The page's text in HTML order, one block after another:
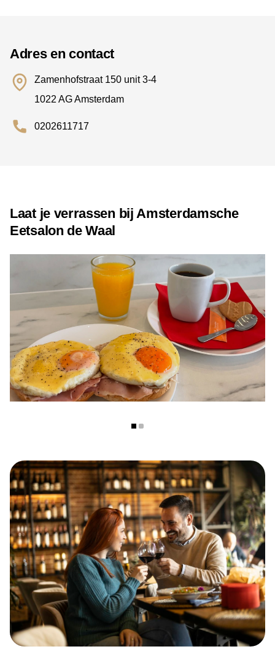
Adres en contact
Zamenhofstraat 150 unit 3-4
1022 AG Amsterdam
0202611717
Laat je verrassen bij Amsterdamsche
Eetsalon de Waal